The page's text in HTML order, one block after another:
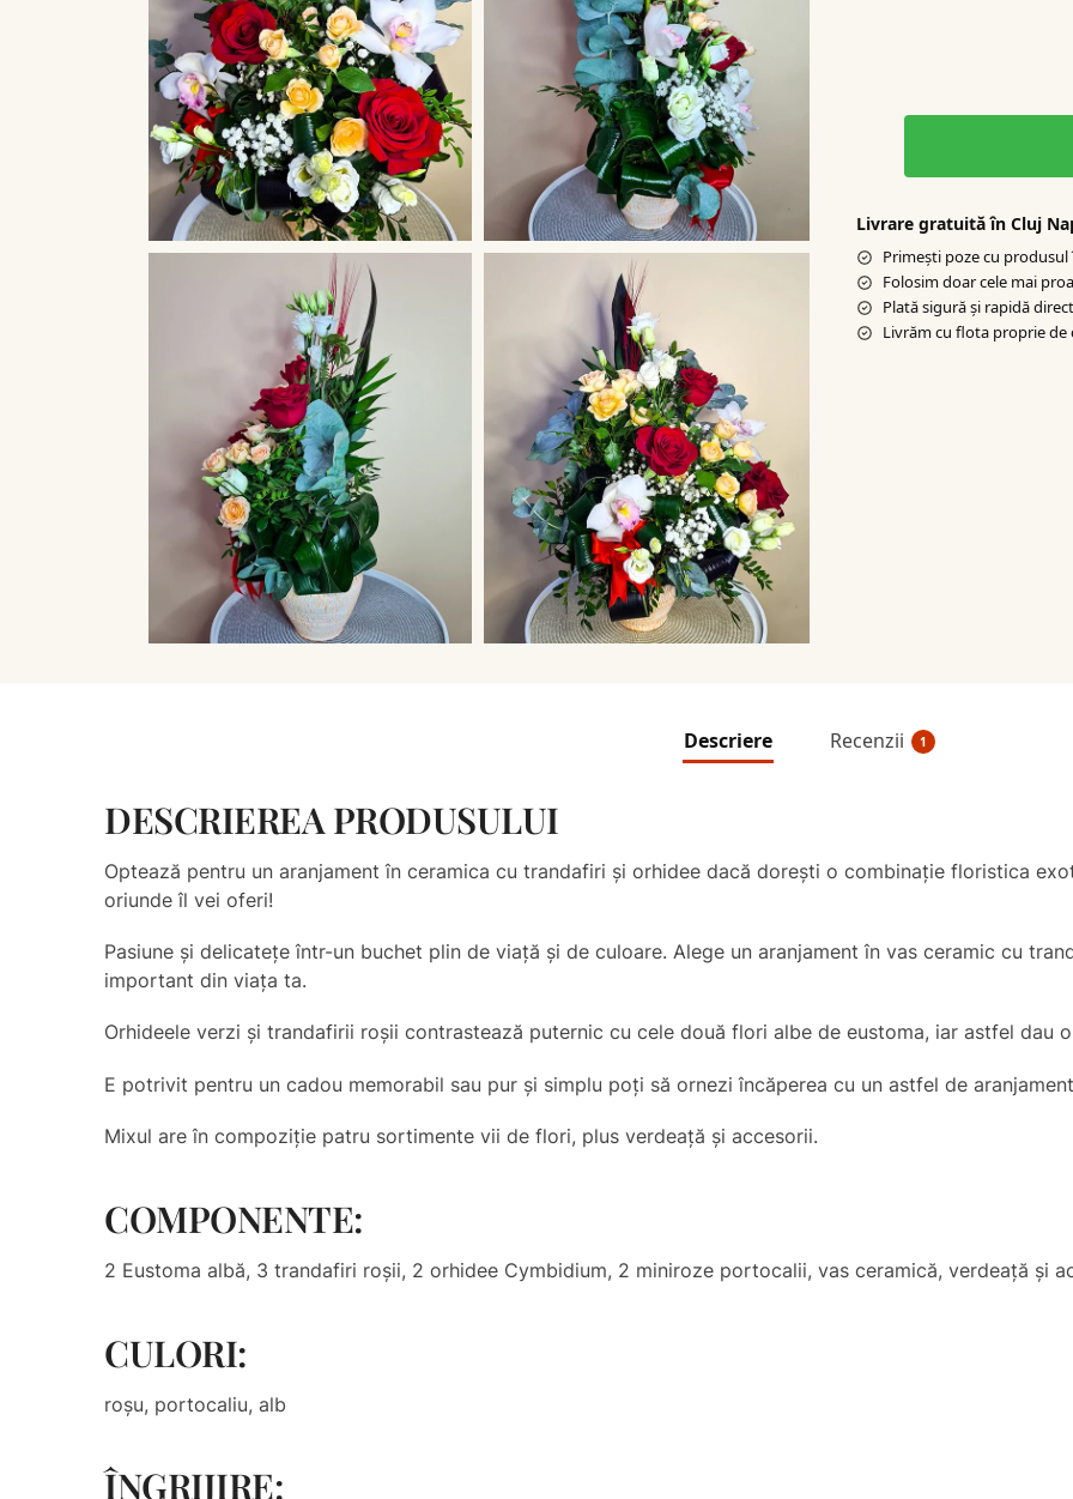
Livrare gratuită în Cluj
Primești poze cu
Folosim doar cele mai
Plată sigură şi rapidă
Livrăm cu flota proprie de
Descriere Recenzii 1
DESCRIEREA PRODUSULUI
Optează pentru un aranjament în ceramica cu trandafiri și orhidee dacă dorești o combinație floristica
oriunde îl vei oferi!
Pasiune și delicatețe într-un buchet plin de viață și de culoare. Alege un aranjament în vas ceramic cu
important din viața ta.
Orhideele verzi și trandafirii roșii contrastează puternic cu cele două flori albe de eustoma, iar astfel dau
E potrivit pentru un cadou memorabil sau pur și simplu poți să ornezi încăperea cu un astfel de
Mixul are în compoziție patru sortimente vii de flori, plus verdeață și accesorii.
COMPONENTE:
2 Eustoma albă, 3 trandafiri roșii, 2 orhidee Cymbidium, 2 miniroze portocalii, vas ceramică, verdeață și
CULORI:
roșu, portocaliu, alb
ÎNGRIJIRE: